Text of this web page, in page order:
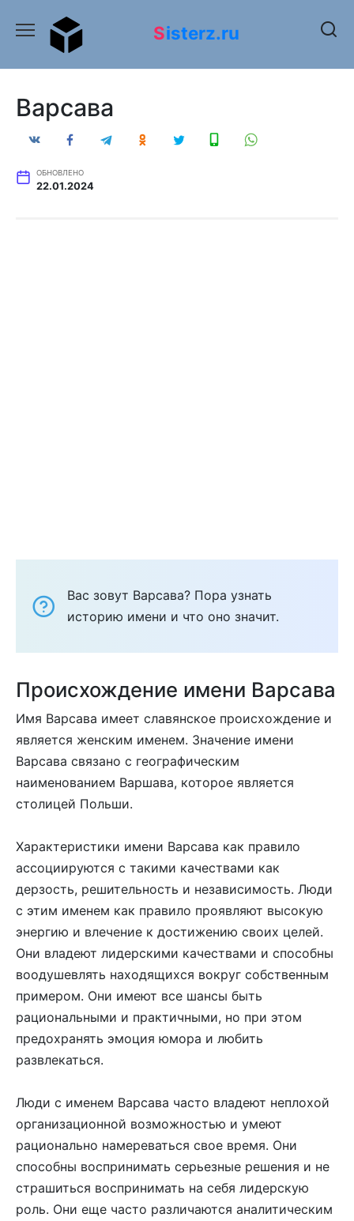
содержанию
Sisterz.ru
Варсава
ОБНОВЛЕНО
22.01.2024
Вас зовут Варсава? Пора узнать
историю имени и что оно значит.
Происхождение имени Варсава
Имя Варсава имеет славянское происхождение и
является женским именем. Значение имени
Варсава связано с географическим
наименованием Варшава, которое является
столицей Польши.
Характеристики имени Варсава как правило
ассоциируются с такими качествами как
дерзость, решительность и независимость. Люди
с этим именем как правило проявляют высокую
энергию и влечение к достижению своих целей.
Они владеют лидерскими качествами и способны
воодушевлять находящихся вокруг собственным
примером. Они имеют все шансы быть
рациональными и практичными, но при этом
предохранять эмоция юмора и любить
развлекаться.
Люди с именем Варсава часто владеют неплохой
организационной возможностью и умеют
рационально намереваться свое время. Они
способны воспринимать серьезные решения и не
страшиться воспринимать на себя лидерскую
роль. Они еще часто различаются аналитическим